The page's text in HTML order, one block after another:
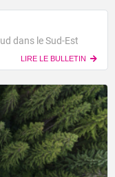
dans le Sud-Est
LIRE LE BULLETIN